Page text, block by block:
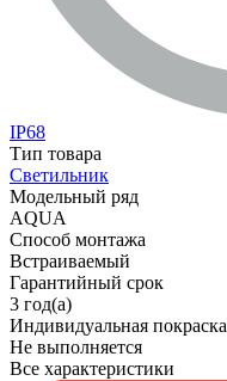
IP68
Тип товара
Светильник
Модельный ряд
AQUA
Способ монтажа
Встраиваемый
Гарантийный срок
3 год(а)
Индивидуальная покраска
Не выполняется
Все характеристики